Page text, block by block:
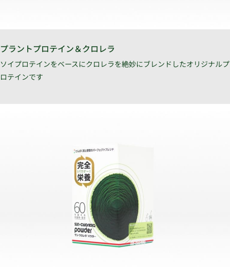
プラントプロテイン＆クロレラ
ソイプロテインをベースにクロレラを絶妙にブレンドしたオリジナルプ
ロテインです